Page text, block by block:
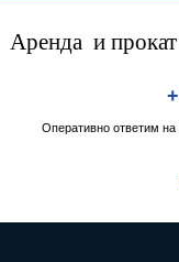
Аренда и
Оперативно ответим